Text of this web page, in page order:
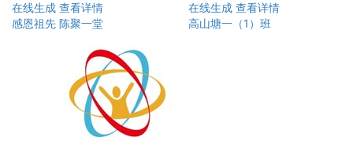
在线生成 查看详情
感恩祖先 陈聚一堂
在线生成 查看详情
高山塘一（1）班